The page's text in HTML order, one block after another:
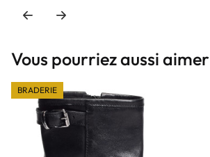
Vous pourriez aussi aimer
BRADERIE